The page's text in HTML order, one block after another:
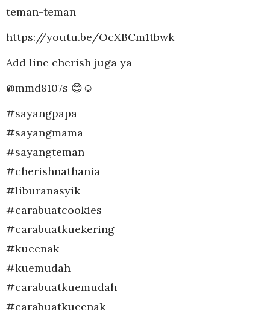
teman-teman
https://youtu.be/OcXBCm1tbwk
Add line cherish juga ya
@mmd8107s 😊☺
#sayangpapa
#sayangmama
#sayangteman
#cherishnathania
#liburanasyik
#carabuatcookies
#carabuatkuekering
#kueenak
#kuemudah
#carabuatkuemudah
#carabuatkueenak